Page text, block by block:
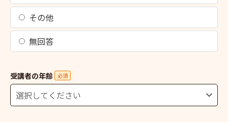
その他
無回答
受講者の年齢 必須